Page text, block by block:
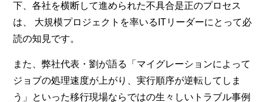
下、各社を横断して進められた不具合是正のプロセス
は、 大規模プロジェクトを率いるITリーダーにとって必
読の知見です。
また、弊社代表・劉が語る「マイグレーションによって
ジョブの処理速度が上がり、実行順序が逆転してしま
う」といった移行現場ならではの生々しいトラブル事例